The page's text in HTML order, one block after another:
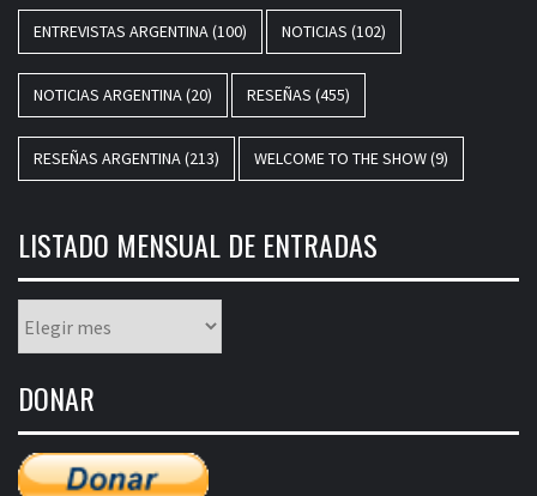
ENTREVISTAS ARGENTINA(100) NOTICIAS (102)
NOTICIAS ARGENTINA(20) RESEÑAS (455)
RESEÑAS ARGENTINA(213) WELCOME TO THE SHOW(9)
LISTADO MENSUAL DE ENTRADAS
mensual
entradas
DONAR